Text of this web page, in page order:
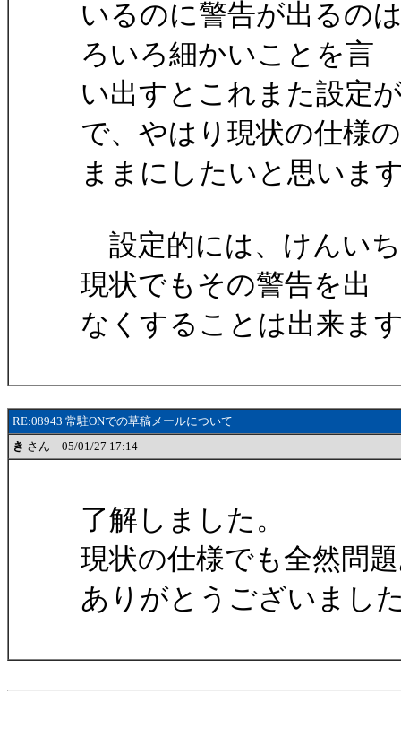
いるのに警告が出るの
ろいろ細かいことを言
い出すとこれまた設定
で、やはり現状の仕様の
ままにしたいと思いま
設定的には、けんい
現状でもその警告を出
なくすることは出来ま
RE:08943 常駐ONでの草稿メールについて
き さん 05/01/27 17:14
了解しました。
現状の仕様でも全然問
ありがとうございまし